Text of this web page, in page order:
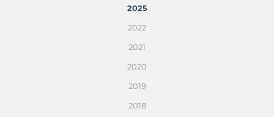
2025
2022
2021
2020
2019
2018